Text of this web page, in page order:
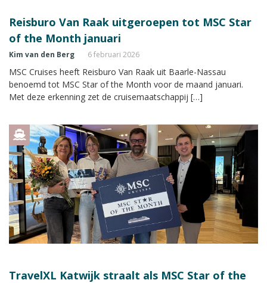
Reisburo Van Raak uitgeroepen tot MSC Star
of the Month januari
Kim van den Berg 6 februari 2026
MSC Cruises heeft Reisburo Van Raak uit Baarle-Nassau
benoemd tot MSC Star of the Month voor de maand januari.
Met deze erkenning zet de cruisemaatschappij […]
TravelXL Katwijk straalt als MSC Star of the